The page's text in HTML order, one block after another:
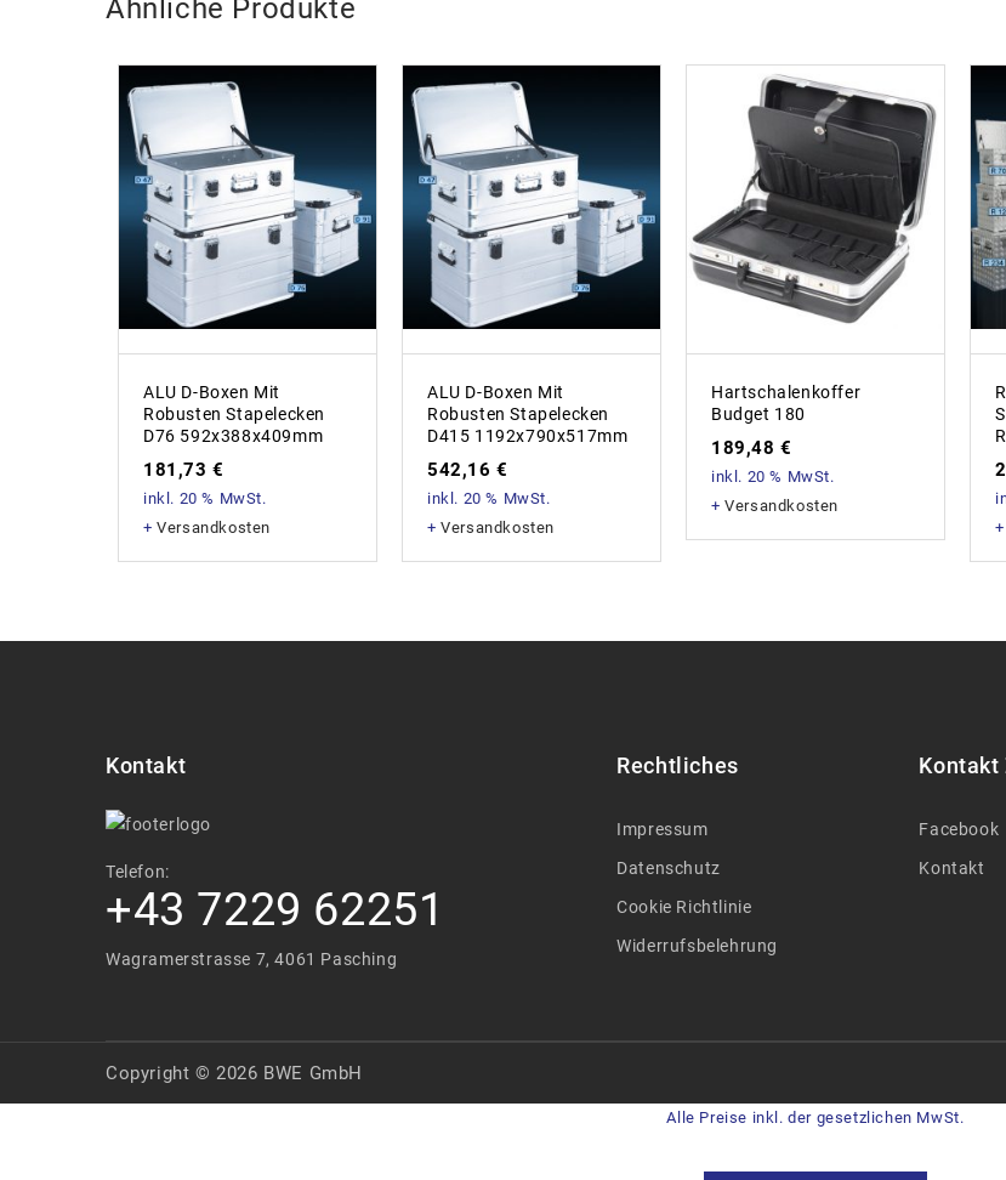
Ähnliche Produkte
ALU D-Boxen Mit
Robusten Stapelecken
D76 592x388x409mm
181,73€
inkl. 20 % MwSt.
+Versandkosten
ALU D-Boxen Mit
Robusten Stapelecken
D415 1192x790x517mm
542,16€
inkl. 20 % MwSt.
+Versandkosten
Hartschalenkoffer
Budget 180
189,48€
inkl. 20 % MwSt.
+Versandkosten
Kontakt
Telefon:
+43 7229 62251
Wagramerstrasse 7, 4061 Pasching
Rechtliches
Impressum
Datenschutz
Cookie Richtlinie
Widerrufsbelehrung
Kontakt
Facebook
Kontakt
Copyright © 2026 BWE GmbH
Alle Preise inkl. der gesetzlichen MwSt.